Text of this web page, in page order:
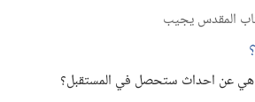
المقدس يجيب
هي عن احداث ستحصل في المستقبل؟‏